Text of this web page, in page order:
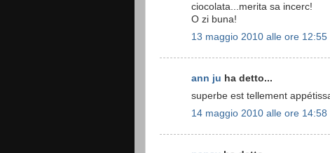
ciocolata...merita sa incerc!
O zi buna!
13 maggio 2010 alle ore 12:55
ann ju ha detto...
superbe est tellement
14 maggio 2010 alle ore 14:58